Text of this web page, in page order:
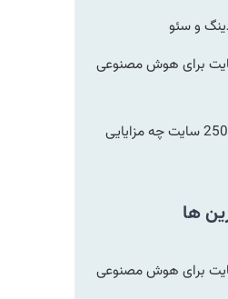
و سئو
برای هوش مصنوعی
خرید بک لینک در 250 سایت چه مزایایی
ها
برای هوش مصنوعی